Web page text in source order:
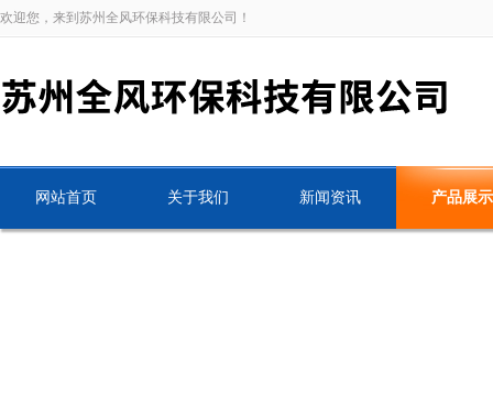
欢迎您，来到苏州全风环保科技有限公司！
网站首页 关于我们 新闻资讯 产品展示